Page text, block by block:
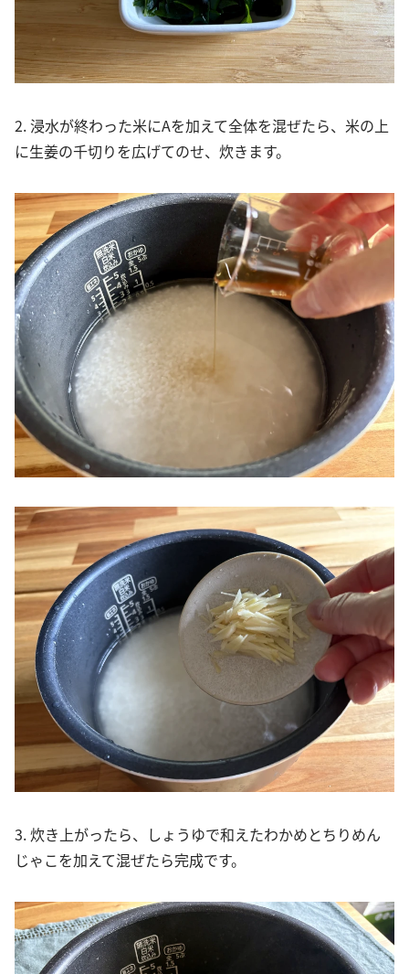
2. 浸水が終わった米にAを加えて全体を混ぜたら、米の上
に生姜の千切りを広げてのせ、炊きます。
3. 炊き上がったら、しょうゆで和えたわかめとちりめん
じゃこを加えて混ぜたら完成です。